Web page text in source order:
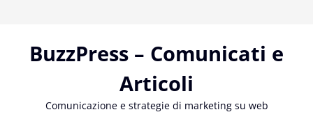
contentBuzzPress – Comunicati e
Articoli
Comunicazione e strategie di marketing su web